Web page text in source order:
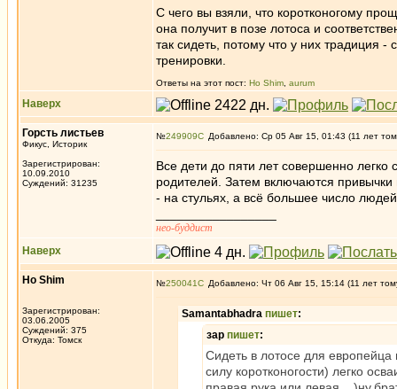
С чего вы взяли, что коротконогому
она получит в позе лотоса и
так сидеть, потому что у них традиция
тренировки.
Ответы на этот пост: Ho Shim aurum
Наверх
Горсть листьев
Фикус, Историк
Зарегистрирован:
10.09.2010
Суждений: 31235
№249909 Добавлено: Ср 05 Авг 15, 01:43 (11 лет
Все дети до пяти лет совершенно легко
родителей. Затем включаются привычки
- на стульях, а всё большее число
нео-буддист
Наверх
Ho Shim
Зарегистрирован:
03.06.2005
Суждений: 375
Откуда: Томск
№250041 Добавлено: Чт 06 Авг 15, 15:14 (11 лет
Samantabhadra пишет:
зар пишет:
Сидеть в лотосе для европейца
силу коротконогости) легко